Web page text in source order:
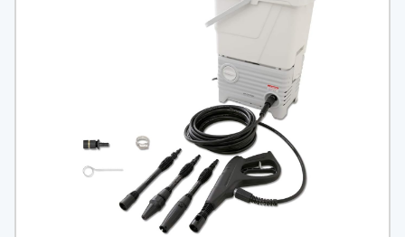
音」の2モード切り替え。さらに付
属のバリオスプレーノズルでも手元
調節可能）
常用吐出圧力：標準 5.5 MPa、
モード時 3.0 MPa/ 最大許容圧力：
8.0 MPa